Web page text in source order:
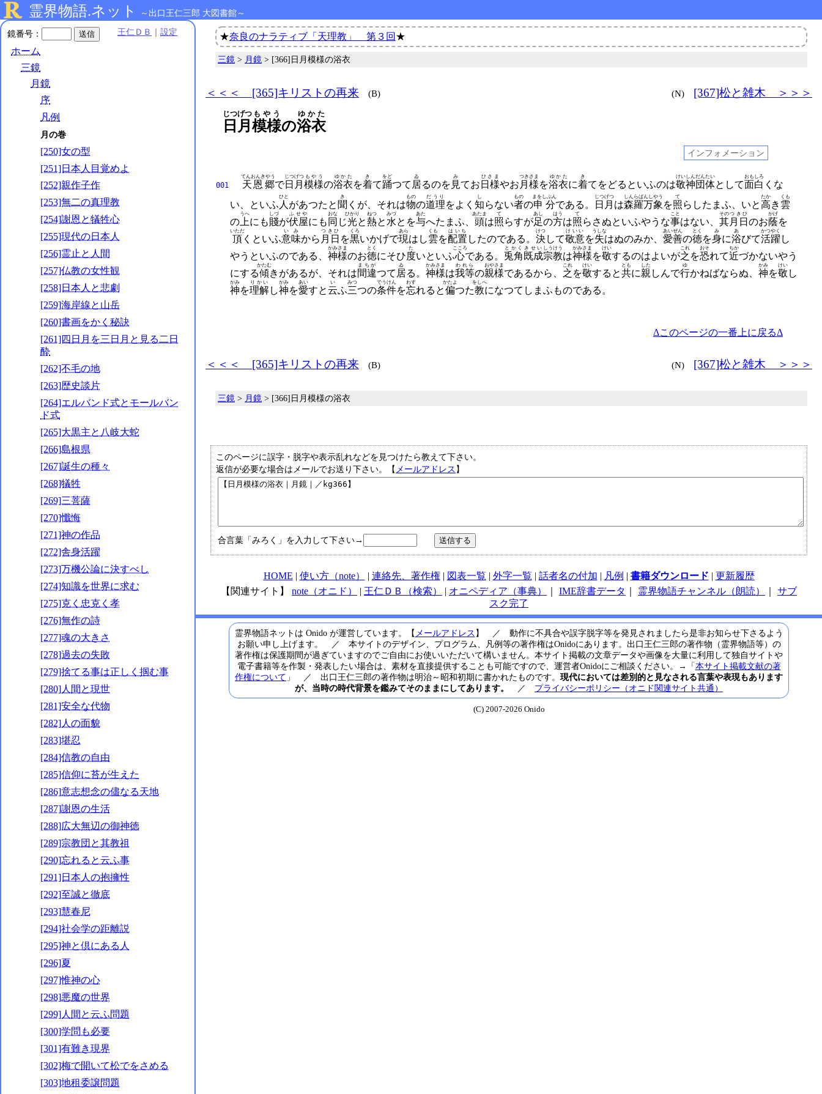
霊界物語.ネット ～出口王仁三郎 大図書館～
王仁ＤＢ ｜ 設定
鏡番号：
ホーム
三鏡
月鏡
序
凡例
月の巻
[250]女の型
[251]日本人目覚めよ
[252]親作子作
[253]無二の真理教
[254]謝恩と犠牲心
[255]現代の日本人
[256]霊止と人間
[257]仏教の女性観
[258]日本人と悲劇
[259]海岸線と山岳
[260]書画をかく秘訣
[261]四日月を三日月と見る二日
酔
[262]不毛の地
[263]歴史談片
[264]エルバンド式とモールバン
ド式
[265]大黒主と八岐大蛇
[266]島根県
[267]誕生の種々
[268]犠牲
[269]三菩薩
[270]懺悔
[271]神の作品
[272]舎身活躍
[273]万機公論に決すべし
[274]知識を世界に求む
[275]克く忠克く孝
[276]無作の詩
[277]魂の大きさ
[278]過去の失敗
[279]捨てる事は正しく掴む事
[280]人間と現世
[281]安全な代物
[282]人の面貌
[283]堪忍
[284]信教の自由
[285]信仰に苔が生えた
[286]意志想念の儘なる天地
[287]謝恩の生活
[288]広大無辺の御神徳
[289]宗教団と其教祖
[290]忘れると云ふ事
[291]日本人の抱擁性
[292]至誠と徹底
[293]慧春尼
[294]社会学の距離説
[295]神と倶にある人
[296]夏
[297]惟神の心
[298]悪魔の世界
[299]人間と云ふ問題
[300]学問も必要
[301]有難き現界
[302]梅で開いて松でをさめる
[303]地租委譲問題
★奈良のナラティブ「天理教」 第３回 ★
三鏡 > 月鏡 > [366]日月模様の浴衣
＜＜＜ [365]キリストの再来 (B) (N) [367]松と雑木 ＞＞＞
日月
じつげつ
模様
もやう
の浴衣
ゆかた
インフォメーション
001 天恩郷
てんおんきやう
で日月
じつげつ
模様
もやう
の浴衣
ゆかた
を着
き
て踊
をど
つて 居
ゐ
るのを 見
み
てお 日様
ひさま
やお 月様
つきさま
を浴衣
ゆかた
に着
き
てをどるといふのは敬神
けいしん
団体
だんたい
として面白
おもしろ
くな
い、
といふ 人
ひと
があつたと 聞
き
くが、 それは物
もの
の道理
だうり
をよく 知
し
らない者
もの
の申分
まをしぶん
である。 日月
じつげつ
は森羅万象
しんらばんしやう
を照
て
らしたまふ、 いと高
たか
き 雲
くも
の 上
うへ
にも賤
しづ
が伏屋
ふせや
にも 同
おな
じ光
ひかり
と熱
ねつ
と 水
みづ
とを与
あた
へたまふ、 頭
あたま
は照
て
らすが足
あし
の方
はう
は照
て
らさぬといふやうな事
こと
はない、 其
その
月日
つきひ
のお蔭
かげ
を
頂
いただ
くといふ意味
いみ
から 月日
つきひ
を黒
くろ
いかげで現
あら
はし雲
くも
を配置
はいち
したのである。 決
けつ
して敬意
けいい
を失
うしな
はぬのみか、 愛善
あいぜん
の徳
とく
を身
み
に浴
あ
びて活躍
かつやく
し
やうといふのである、 神様
かみさま
のお徳
とく
にそひ度
た
いといふ心
こころ
である。 兎角
とかく
既成
きせい
宗教
しうけう
は神様
かみさま
を敬
けい
するのはよいが之
これ
を恐
おそ
れて近
ちか
づかないやう
にする傾
かたむ
きがあるが、 それは間違
まちが
つて 居
ゐ
る。 神様
かみさま
は我等
われら
の親様
おやさま
であるから、 之
これ
を敬
けい
すると共
とも
に親
した
しんで行
ゆ
かねばならぬ、 神
かみ
を敬
けい
し
神
かみ
を理解
りかい
し神
かみ
を愛
あい
すと云
い
ふ三
みつ
つの条件
でうけん
を忘
わす
れると偏
かたよ
つた教
をしへ
になつてしまふものである。
Δこのページの一番上に戻るΔ
＜＜＜ [365]キリストの再来 (B) (N) [367]松と雑木 ＞＞＞
三鏡 > 月鏡 > [366]日月模様の浴衣
このページに誤字・脱字や表示乱れなどを見つけたら教えて下さい。
返信が必要な場合はメールでお送り下さい。【 メールアドレス 】
合言葉「みろく」を入力して下さい→
HOME | 使い方（note） | 連絡先、著作権| 図表一覧 | 外字一覧 | 話者名の付加 | 凡例 | 書籍ダウンロード | 更新履歴
【関連サイト】 note（オニド） | 王仁ＤＢ（検索） | オニペディア（事典） IME辞書データ 霊界物語チャンネル（朗読）
サブ
スク完了
霊界物語ネットは Onido が運営しています。【 メールアドレス 】 ／ 動作に不具合や誤字脱字等を発見されましたら是非お知らせ下さるよう
お願い申し上げます。 ／ 本サイトのデザイン、プログラム、凡例等の著作権はOnidoにあります。出口王仁三郎の著作物（霊界物語等）の
著作権は保護期間が過ぎていますのでご自由にお使いいただいて構いません。本サイト掲載の文章データや画像を大量に利用して独自サイトや
電子書籍等を作製・発表したい場合は、素材を直接提供することも可能ですので、運営者Onidoにご相談ください。→「本サイト掲載文献の著
作権について 」 ／ 出口王仁三郎の著作物は明治～昭和初期に書かれたものです。 現代においては差別的と見なされる言葉や表現もあります
が、当時の時代背景を鑑みてそのままにしてあります。
／ プライバシーポリシー（オニド関連サイト共通）
(C) 2007-2026 Onido